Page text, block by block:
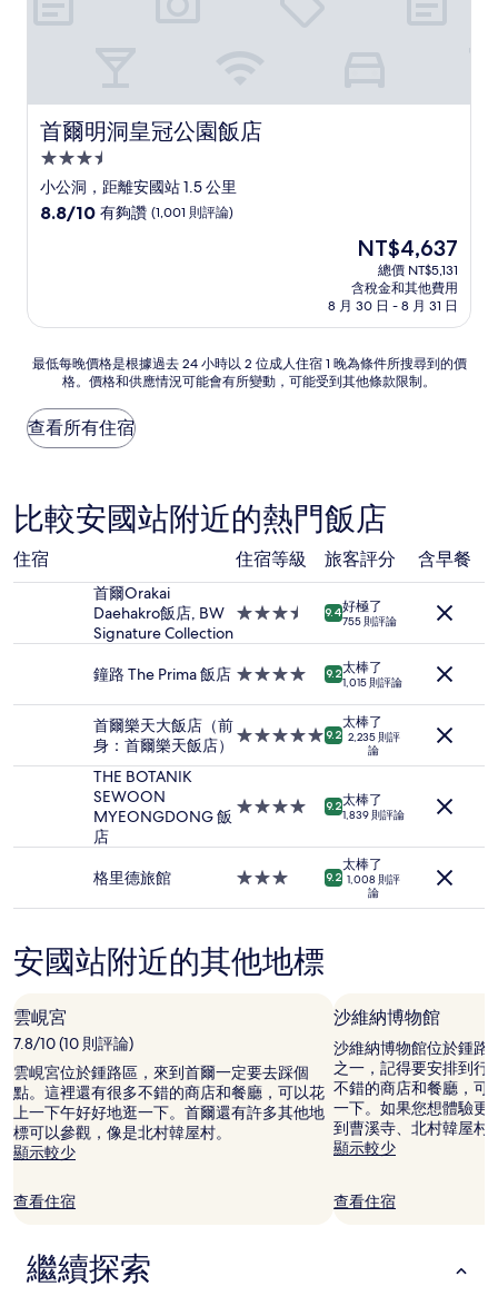
首爾明洞皇冠公園飯店
首爾明洞皇冠公園飯店
3.5
星
級
小公洞，距離安國站 1.5 公里
8.8
有
讚，
(1,001
則
評
論)
8.8/10 有夠讚 (1,001 則評論)
現
價
格
為
NT$4,637
總價 NT$5,131
含稅金和其他費用
8 月 30 日 - 8 月 31 日
最
晚
價
根
據
去
24
以
成
宿
條
搜
到
的
格。
價
格
和
供
應
情
況
可
會
變
動，
最低每晚價格是根據過去 24 小時以 2 位成人住宿 1 晚為條件所搜尋到的價
格。價格和供應情況可能會有所變動，可能受到其他條款限制。
查看所有住宿
比較安國站附近的熱門飯店
住宿 住宿等級 旅客評分 含早餐
首爾Orakai
Daehakro飯店, BW
Signature Collection
3.5
住
9.4好極了
755 則評論
鐘路 The Prima 飯店 4.0
住
9.2太棒了
1,015 則評論
首爾樂天大飯店（前
身：首爾樂天飯店）
5.0
住
宿
9.2
太棒了
2,235 則評
論
THE BOTANIK
SEWOON
MYEONGDONG 飯
店
4.0
級
住
宿
9.2太棒了
1,839 則評論
格里德旅館
3.0
宿
9.2
太棒了
1,008 則評
論
安國站附近的其他地標
雲峴宮
7.8/10 (10 則評論)
雲峴宮位於鍾路區，來到首爾一定要去踩個
點。這裡還有很多不錯的商店和餐廳，可以花
上一下午好好地逛一下。首爾還有許多其他地
標可以參觀，像是北村韓屋村。
顯示較少
查看住宿
沙維納博物館
沙維納博物館位於鍾路
之一，記得要安排到行
不錯的商店和餐廳，可
一下。如果您想體驗更
到曹溪寺、北村韓屋村
顯示較少
查看住宿
繼續探索